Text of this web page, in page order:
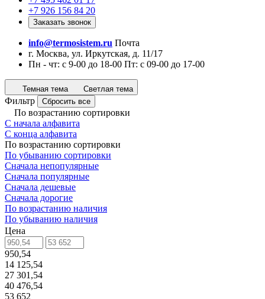
+7 926 156 84 20
Заказать звонок
info@termosistem.ru Почта
г. Москва, ул. Иркутская, д. 11/17
Пн - чт: с 9-00 до 18-00 Пт: с 09-00 до 17-00
Темная тема Светлая тема
Фильтр Сбросить все
По возрастанию сортировки
С начала алфавита
С конца алфавита
По возрастанию сортировки
По убыванию сортировки
Сначала непопулярные
Сначала популярные
Сначала дешевые
Сначала дорогие
По возрастанию наличия
По убыванию наличия
Цена
950,54
14 125,54
27 301,54
40 476,54
53 652